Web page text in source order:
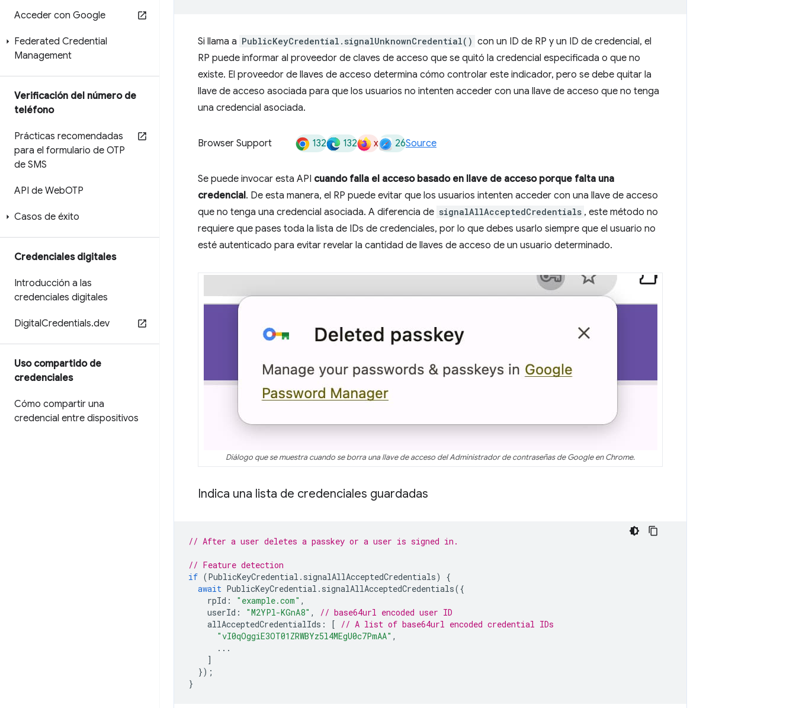
Acceder con Google
Federated Credential
Management
Verificación del número de
teléfono
Prácticas recomendadas
para el formulario de OTP
de SMS
API de WebOTP
Casos de éxito
Credenciales digitales
Introducción a las
credenciales digitales
DigitalCredentials.dev
Uso compartido de
credenciales
Cómo compartir una
credencial entre dispositivos
Si llama a PublicKeyCredential.signalUnknownCredential() con un ID de RP y un ID de credencial, el
RP puede informar al proveedor de claves de acceso que se quitó la credencial especificada o que no
existe. El proveedor de llaves de acceso determina cómo controlar este indicador, pero se debe quitar la
llave de acceso asociada para que los usuarios no intenten acceder con una llave de acceso que no tenga
una credencial asociada.
Browser Support 132 132 x 26Source
Se puede invocar esta API cuando falla el acceso basado en llave de acceso porque falta una
credencial. De esta manera, el RP puede evitar que los usuarios intenten acceder con una llave de acceso
que no tenga una credencial asociada. A diferencia de signalAllAcceptedCredentials , este método no
requiere que pases toda la lista de IDs de credenciales, por lo que debes usarlo siempre que el usuario no
esté autenticado para evitar revelar la cantidad de llaves de acceso de un usuario determinado.
Diálogo que se muestra cuando se borra una llave de acceso del Administrador de contraseñas de Google en Chrome.
Indica una lista de credenciales guardadas
// After a user deletes a passkey or a user is signed in.
// Feature detection
if (PublicKeyCredential . signalAllAcceptedCredentials)
{
await PublicKeyCredential . signalAllAcceptedCredentials({
rpId : "example.com" ,
userId : "M2YPl-KGnA8" ,
// base64url encoded user ID
allAcceptedCredentialIds : [
// A list of base64url encoded credential IDs
"vI0qOggiE3OT01ZRWBYz5l4MEgU0c7PmAA" ,
...
]
});
}